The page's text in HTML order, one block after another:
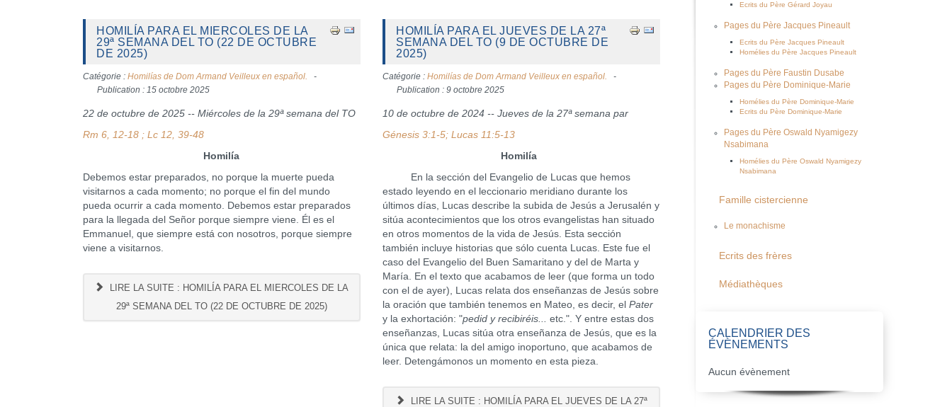
HOMILÍA PARA EL MIERCOLES DE LA
29ª SEMANA DEL TO (22 DE OCTUBRE
DE 2025)
Catégorie : Homilías de Dom Armand Veilleux en español.
Publication : 15 octobre 2025
22 de octubre de 2025 -- Miércoles de la 29ª semana del TO
Rm 6, 12-18 ; Lc 12, 39-48
Homilía
Debemos estar preparados, no porque la muerte pueda
visitarnos a cada momento; no porque el fin del mundo
pueda ocurrir a cada momento. Debemos estar preparados
para la llegada del Señor porque siempre viene. Él es el
Emmanuel, que siempre está con nosotros, porque siempre
viene a visitarnos.
LIRE LA SUITE : HOMILÍA PARA EL MIERCOLES DE LA
29ª SEMANA DEL TO (22 DE OCTUBRE DE 2025)
HOMILÍA PARA EL JUEVES DE LA 27ª
SEMANA DEL TO (9 DE OCTUBRE DE
2025)
Catégorie :Homilías de Dom Armand Veilleux en español.
Publication : 9 octobre 2025
10 de octubre de 2024 -- Jueves de la 27ª semana par
Génesis 3:1-5; Lucas 11:5-13
Homilía
En la sección del Evangelio de Lucas que hemos
estado leyendo en el leccionario meridiano durante los
últimos días, Lucas describe la subida de Jesús a Jerusalén y
sitúa acontecimientos que los otros evangelistas han situado
en otros momentos de la vida de Jesús. Esta sección
también incluye historias que sólo cuenta Lucas. Este fue el
caso del Evangelio del Buen Samaritano y del de Marta y
María. En el texto que acabamos de leer (que forma un todo
con el de ayer), Lucas relata dos enseñanzas de Jesús sobre
la oración que también tenemos en Mateo, es decir, elPater
y la exhortación: "pedid y recibiréis... etc.". Y entre estas dos
enseñanzas, Lucas sitúa otra enseñanza de Jesús, que es la
única que relata: la del amigo inoportuno, que acabamos de
leer. Detengámonos un momento en esta pieza.
LIRE LA SUITE : HOMILÍA PARA EL JUEVES DE LA 27ª
Ecrits du Père Gérard Joyau
Pages du Père Jacques Pineault
Ecrits du Père Jacques Pineault
Homélies du Père Jacques Pineault
Pages du Père Faustin Dusabe
Pages du Père Dominique-Marie
Homélies du Père Dominique-Marie
Ecrits du Père Dominique-Marie
Pages du Père Oswald Nyamigezy
Nsabimana
Homélies du Père Oswald Nyamigezy
Nsabimana
Famille cistercienne
Le monachisme
Ecrits des frères
Médiathèques
CALENDRIER DES
ÉVÈNEMENTS
Aucun évènement